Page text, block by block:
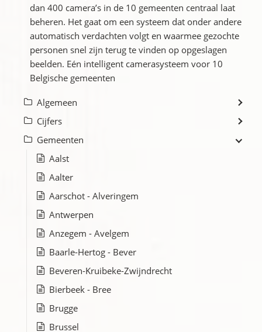
dan 400 camera’s in de 10 gemeenten centraal laat
beheren. Het gaat om een systeem dat onder andere
automatisch verdachten volgt en waarmee gezochte
personen snel zijn terug te vinden op opgeslagen
beelden. Eén intelligent camerasysteem voor 10
Belgische gemeenten
Algemeen
Cijfers
Gemeenten
Aalst
Aalter
Aarschot - Alveringem
Antwerpen
Anzegem - Avelgem
Baarle-Hertog - Bever
Beveren-Kruibeke-Zwijndrecht
Bierbeek - Bree
Brugge
Brussel